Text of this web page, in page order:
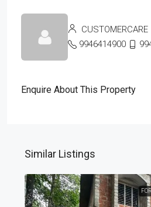
CUSTOMERCARE
9946414900
Enquire About This Property
Similar Listings